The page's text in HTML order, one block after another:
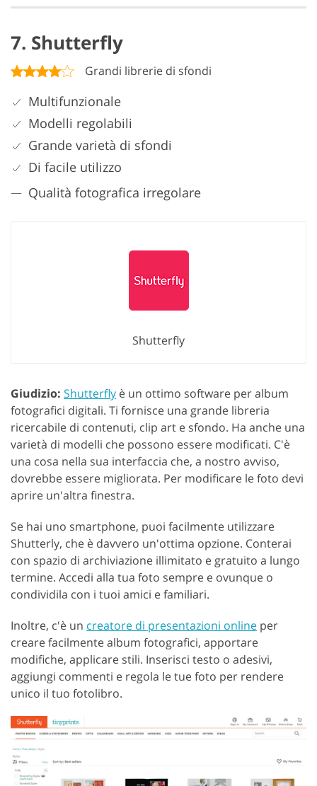
7. Shutterfly
Grandi librerie di sfondi
Multifunzionale
Modelli regolabili
Grande varietà di sfondi
Di facile utilizzo
Qualità fotografica irregolare
Shutterfly
Giudizio: Shutterfly è un ottimo software per album
fotografici digitali. Ti fornisce una grande libreria
ricercabile di contenuti, clip art e sfondo. Ha anche una
varietà di modelli che possono essere modificati. C'è
una cosa nella sua interfaccia che, a nostro avviso,
dovrebbe essere migliorata. Per modificare le foto devi
aprire un'altra finestra.
Se hai uno smartphone, puoi facilmente utilizzare
Shutterly, che è davvero un'ottima opzione. Conterai
con spazio di archiviazione illimitato e gratuito a lungo
termine. Accedi alla tua foto sempre e ovunque o
condividila con i tuoi amici e familiari.
Inoltre, c'è un creatore di presentazioni online per
creare facilmente album fotografici, apportare
modifiche, applicare stili. Inserisci testo o adesivi,
aggiungi commenti e regola le tue foto per rendere
unico il tuo fotolibro.